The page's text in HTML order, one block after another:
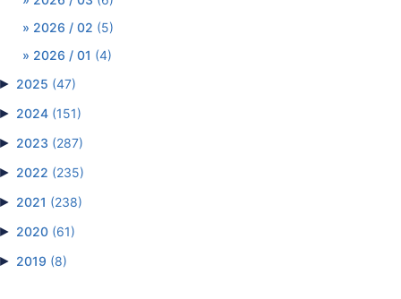
2026 / 02 (5)
2026 / 01 (4)
2025 (47)
2024 (151)
2023 (287)
2022 (235)
2021 (238)
2020 (61)
2019 (8)